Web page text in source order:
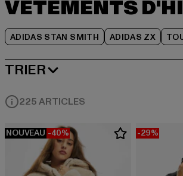
VÊTEMENTS
ADIDAS STAN SMITH ADIDAS ZX
TRIER
MEILLEURES VENTES
225 ARTICLES
NOUVEAU -40% -29%